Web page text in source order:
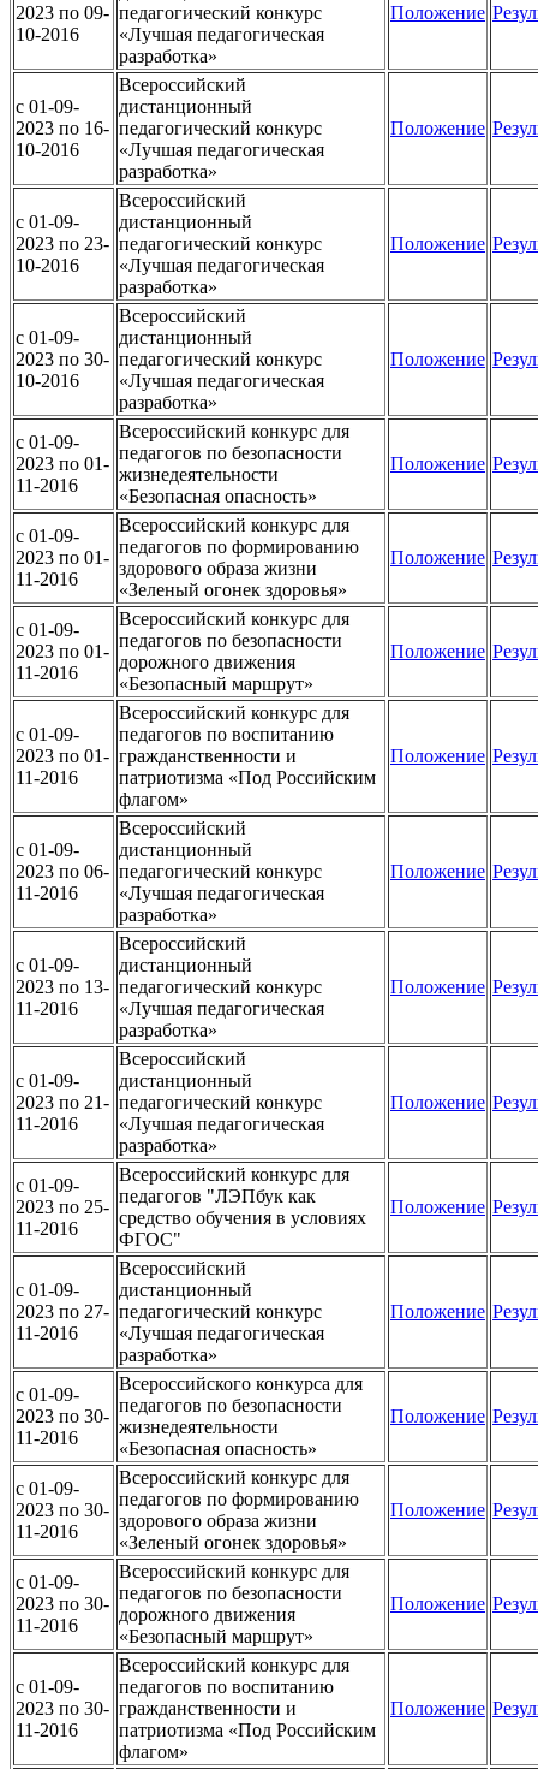
2023 по 09-
10-2016
педагогический конкурс
«Лучшая педагогическая
разработка»
Положение
c 01-09-
2023 по 16-
10-2016
Всероссийский
дистанционный
педагогический конкурс
«Лучшая педагогическая
разработка»
Положение
c 01-09-
2023 по 23-
10-2016
Всероссийский
дистанционный
педагогический конкурс
«Лучшая педагогическая
разработка»
Положение
c 01-09-
2023 по 30-
10-2016
Всероссийский
дистанционный
педагогический конкурс
«Лучшая педагогическая
разработка»
Положение
c 01-09-
2023 по 01-
11-2016
Всероссийский конкурс для
педагогов по безопасности
жизнедеятельности
«Безопасная опасность»
Положение
c 01-09-
2023 по 01-
11-2016
Всероссийский конкурс для
педагогов по формированию
здорового образа жизни
«Зеленый огонек здоровья»
Положение
c 01-09-
2023 по 01-
11-2016
Всероссийский конкурс для
педагогов по безопасности
дорожного движения
«Безопасный маршрут»
Положение
c 01-09-
2023 по 01-
11-2016
Всероссийский конкурс для
педагогов по воспитанию
гражданственности и
патриотизма «Под Российским
флагом»
Положение
c 01-09-
2023 по 06-
11-2016
Всероссийский
дистанционный
педагогический конкурс
«Лучшая педагогическая
разработка»
Положение
c 01-09-
2023 по 13-
11-2016
Всероссийский
дистанционный
педагогический конкурс
«Лучшая педагогическая
разработка»
Положение
c 01-09-
2023 по 21-
11-2016
Всероссийский
дистанционный
педагогический конкурс
«Лучшая педагогическая
разработка»
Положение
c 01-09-
2023 по 25-
11-2016
Всероссийский конкурс для
педагогов "ЛЭПбук как
средство обучения в условиях
ФГОС"
Положение
c 01-09-
2023 по 27-
11-2016
Всероссийский
дистанционный
педагогический конкурс
«Лучшая педагогическая
разработка»
Положение
c 01-09-
2023 по 30-
11-2016
Всероссийского конкурса для
педагогов по безопасности
жизнедеятельности
«Безопасная опасность»
Положение
c 01-09-
2023 по 30-
11-2016
Всероссийский конкурс для
педагогов по формированию
здорового образа жизни
«Зеленый огонек здоровья»
Положение
c 01-09-
2023 по 30-
11-2016
Всероссийский конкурс для
педагогов по безопасности
дорожного движения
«Безопасный маршрут»
Положение
c 01-09-
2023 по 30-
11-2016
Всероссийский конкурс для
педагогов по воспитанию
гражданственности и
патриотизма «Под Российским
флагом»
Положение